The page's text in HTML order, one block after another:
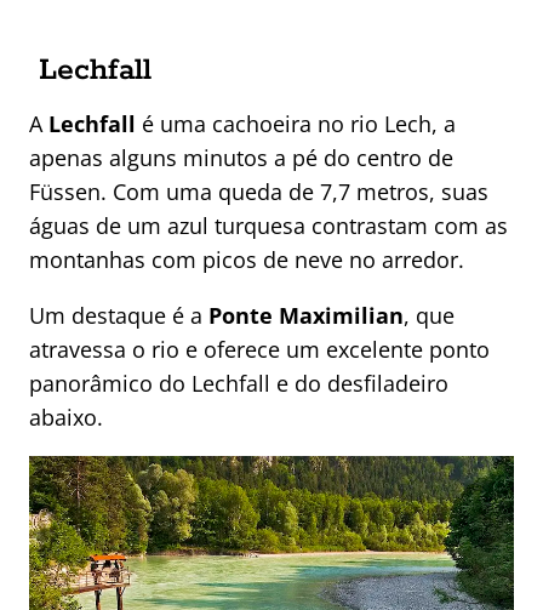
Lechfall
A Lechfall é uma cachoeira no rio Lech, a
apenas alguns minutos a pé do centro de
Füssen. Com uma queda de 7,7 metros, suas
águas de um azul turquesa contrastam com as
montanhas com picos de neve no arredor.
Um destaque é a Ponte Maximilian, que
atravessa o rio e oferece um excelente ponto
panorâmico do Lechfall e do desfiladeiro
abaixo.